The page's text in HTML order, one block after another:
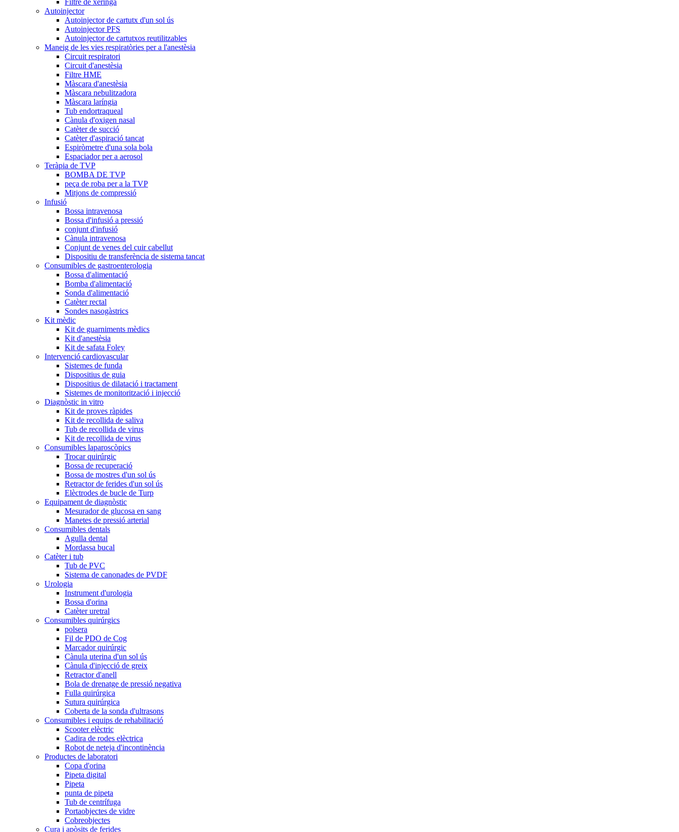
Filtre de xeringa
Autoinjector
Autoinjector de cartutx d'un sol ús
Autoinjector PFS
Autoinjector de cartutxos reutilitzables
Maneig de les vies respiratòries per a l'anestèsia
Circuit respiratori
Circuit d'anestèsia
Filtre HME
Màscara d'anestèsia
Màscara nebulitzadora
Màscara laríngia
Tub endortraqueal
Cànula d'oxigen nasal
Catèter de succió
Catèter d'aspiració tancat
Espiròmetre d'una sola bola
Espaciador per a aerosol
Teràpia de TVP
BOMBA DE TVP
peça de roba per a la TVP
Mitjons de compressió
Infusió
Bossa intravenosa
Bossa d'infusió a pressió
conjunt d'infusió
Cànula intravenosa
Conjunt de venes del cuir cabellut
Dispositiu de transferència de sistema tancat
Consumibles de gastroenterologia
Bossa d'alimentació
Bomba d'alimentació
Sonda d'alimentació
Catèter rectal
Sondes nasogàstrics
Kit mèdic
Kit de guarniments mèdics
Kit d'anestèsia
Kit de safata Foley
Intervenció cardiovascular
Sistemes de funda
Dispositius de guia
Dispositius de dilatació i tractament
Sistemes de monitorització i injecció
Diagnòstic in vitro
Kit de proves ràpides
Kit de recollida de saliva
Tub de recollida de virus
Kit de recollida de virus
Consumibles laparoscòpics
Trocar quirúrgic
Bossa de recuperació
Bossa de mostres d'un sol ús
Retractor de ferides d'un sol ús
Elèctrodes de bucle de Turp
Equipament de diagnòstic
Mesurador de glucosa en sang
Manetes de pressió arterial
Consumibles dentals
Agulla dental
Mordassa bucal
Catèter i tub
Tub de PVC
Sistema de canonades de PVDF
Urologia
Instrument d'urologia
Bossa d'orina
Catèter uretral
Consumibles quirúrgics
polsera
Fil de PDO de Cog
Marcador quirúrgic
Cànula uterina d'un sol ús
Cànula d'injecció de greix
Retractor d'anell
Bola de drenatge de pressió negativa
Fulla quirúrgica
Sutura quirúrgica
Coberta de la sonda d'ultrasons
Consumibles i equips de rehabilitació
Scooter elèctric
Cadira de rodes elèctrica
Robot de neteja d'incontinència
Productes de laboratori
Copa d'orina
Pipeta digital
Pipeta
punta de pipeta
Tub de centrífuga
Portaobjectes de vidre
Cobreobjectes
Cura i apòsits de ferides